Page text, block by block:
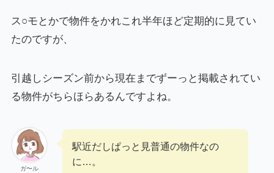
ス○モとかで物件をかれこれ半年ほど定期的に見てい
たのですが、
引越しシーズン前から現在までずーっと掲載されてい
る物件がちらほらあるんですよね。
ガ〜ル
駅近だしぱっと見普通の物件なの
に…。